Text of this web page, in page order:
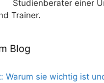
Studienberater einer
Trainer.
Blog
Warum sie wichtig ist